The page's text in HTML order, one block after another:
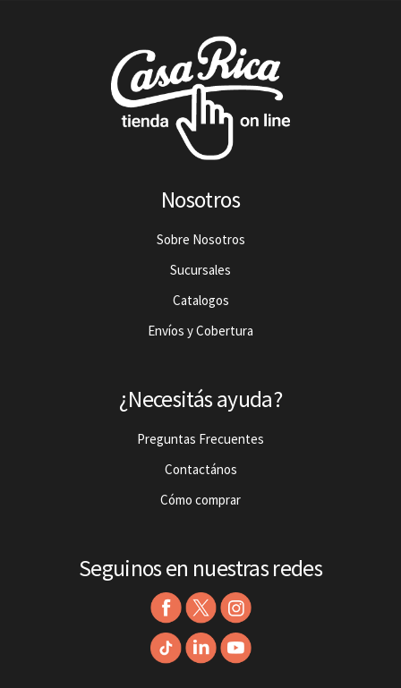
Nosotros
Sobre Nosotros
Sucursales
Catalogos
Envíos y Cobertura
¿Necesitás ayuda?
Preguntas Frecuentes
Contactános
Cómo comprar
Seguinos en nuestras redes